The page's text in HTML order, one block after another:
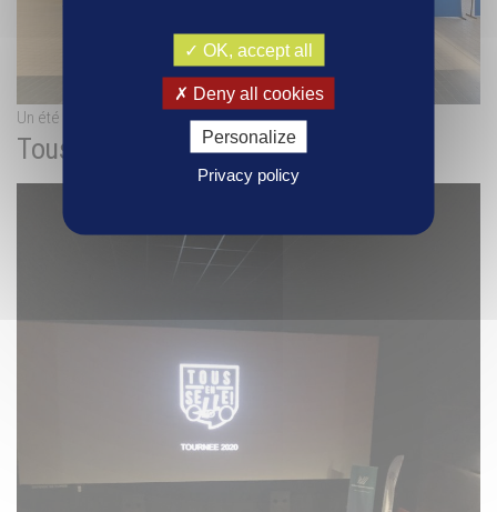
Un été vitalité – Indoor
Tous en Selle !
OK, accept all
Deny all cookies
Personalize
Privacy policy